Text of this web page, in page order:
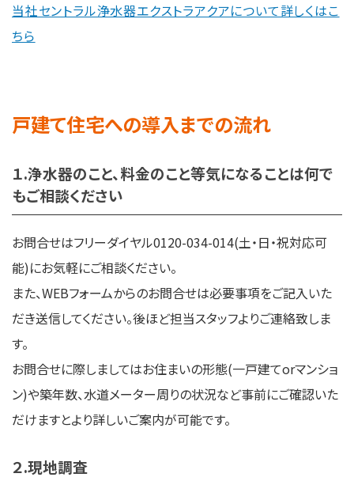
当社セントラル浄水器エクストラアクアについて詳しくはこ
ちら
戸建て住宅への導入までの流れ
１.浄水器のこと、料金のこと等気になることは何で
もご相談ください
お問合せはフリーダイヤル0120-034-014(土・日・祝対応可
能)にお気軽にご相談ください。
また、WEBフォームからのお問合せは必要事項をご記入いた
だき送信してください。後ほど担当スタッフよりご連絡致しま
す。
お問合せに際しましてはお住まいの形態(一戸建てorマンショ
ン)や築年数、水道メーター周りの状況など事前にご確認いた
だけますとより詳しいご案内が可能です。
２.現地調査